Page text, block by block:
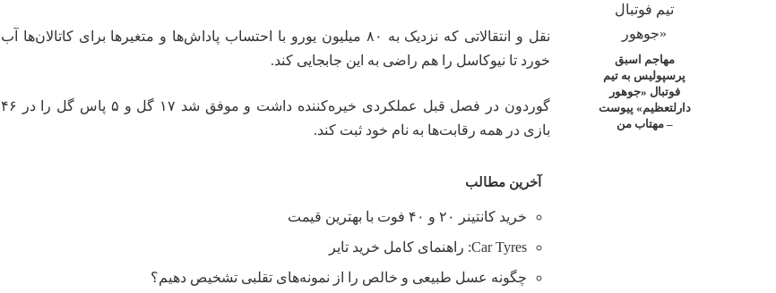
مهاجم اسبق
پرسپولیس به تیم
فوتبال «جوهور
دارلتعظیم» پیوست
– مهتاب من
نقل و انتقالاتی که نزدیک به ۸۰ میلیون یورو با احتساب پاداش‌ها و متغیرها برای کاتالان‌ها آب
خورد تا نیوکاسل را هم راضی به این جابجایی کند.
‫گوردون در فصل قبل عملکردی خیره‌کننده داشت و موفق شد ۱۷ گل و ۵ پاس گل را در ۴۶
بازی در همه رقابت‌ها به نام خود ثبت کند.
آخرین مطالب
خرید کانتینر ۲۰ و ۴۰ فوت با بهترین قیمت
Car Tyres: راهنمای کامل خرید تایر
چگونه عسل طبیعی و خالص را از نمونه‌های تقلبی تشخیص دهیم؟